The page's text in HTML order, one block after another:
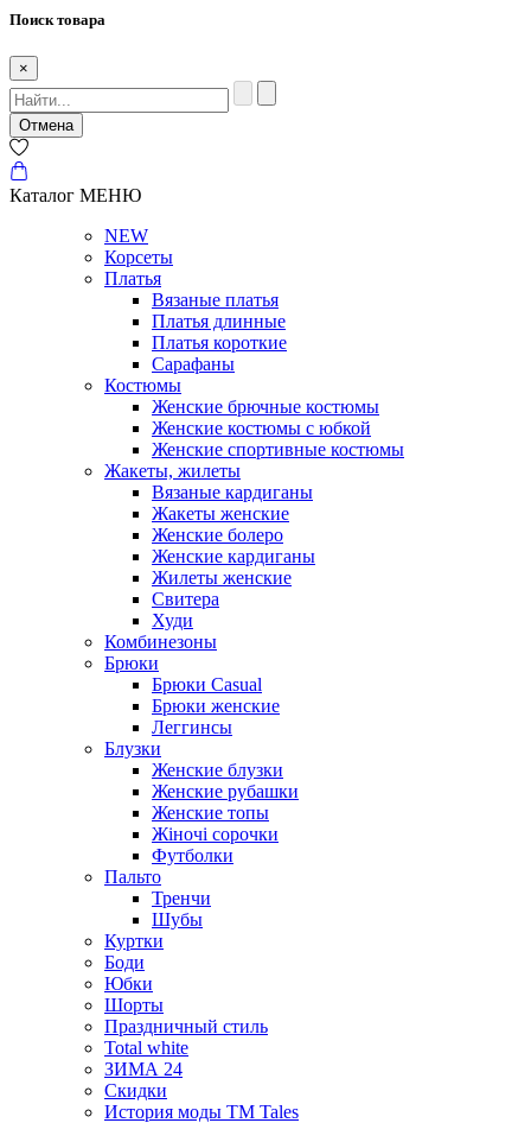
Поиск товара
×
Отмена
Каталог МЕНЮ
NEW
Корсеты
Платья
Вязаные платья
Платья длинные
Платья короткие
Сарафаны
Костюмы
Женские брючные костюмы
Женские костюмы с юбкой
Женские спортивные костюмы
Жакеты, жилеты
Вязаные кардиганы
Жакеты женские
Женские болеро
Женские кардиганы
Жилеты женские
Свитера
Худи
Комбинезоны
Брюки
Брюки Casual
Брюки женские
Леггинсы
Блузки
Женские блузки
Женские рубашки
Женские топы
Жіночі сорочки
Футболки
Пальто
Тренчи
Шубы
Куртки
Боди
Юбки
Шорты
Праздничный стиль
Total white
ЗИМА 24
Скидки
История моды ТМ Tales